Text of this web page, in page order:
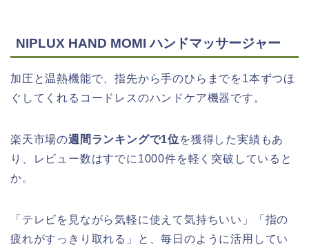
NIPLUX HAND MOMI ハンドマッサージャー
加圧と温熱機能で、指先から手のひらまでを1本ずつほ
ぐしてくれるコードレスのハンドケア機器です。
楽天市場の週間ランキングで1位を獲得した実績もあ
り、レビュー数はすでに1000件を軽く突破していると
か。
「テレビを見ながら気軽に使えて気持ちいい」「指の
疲れがすっきり取れる」と、毎日のように活用してい